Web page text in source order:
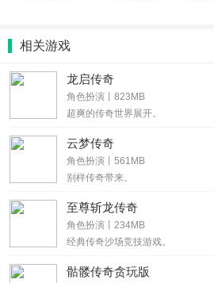
相关游戏
龙启传奇
角色扮演丨823MB
超爽的传奇世界展开。
云梦传奇
角色扮演丨561MB
别样传奇带来。
至尊斩龙传奇
角色扮演丨234MB
经典传奇沙场竞技游戏。
骷髅传奇贪玩版